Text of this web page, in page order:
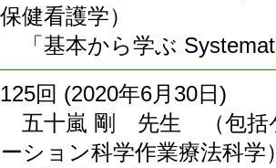
健看護学）
基本から学ぶ
回 (2020年6月30日)
十嵐 剛 先生 （包括ケ
ション科学作業療法科学